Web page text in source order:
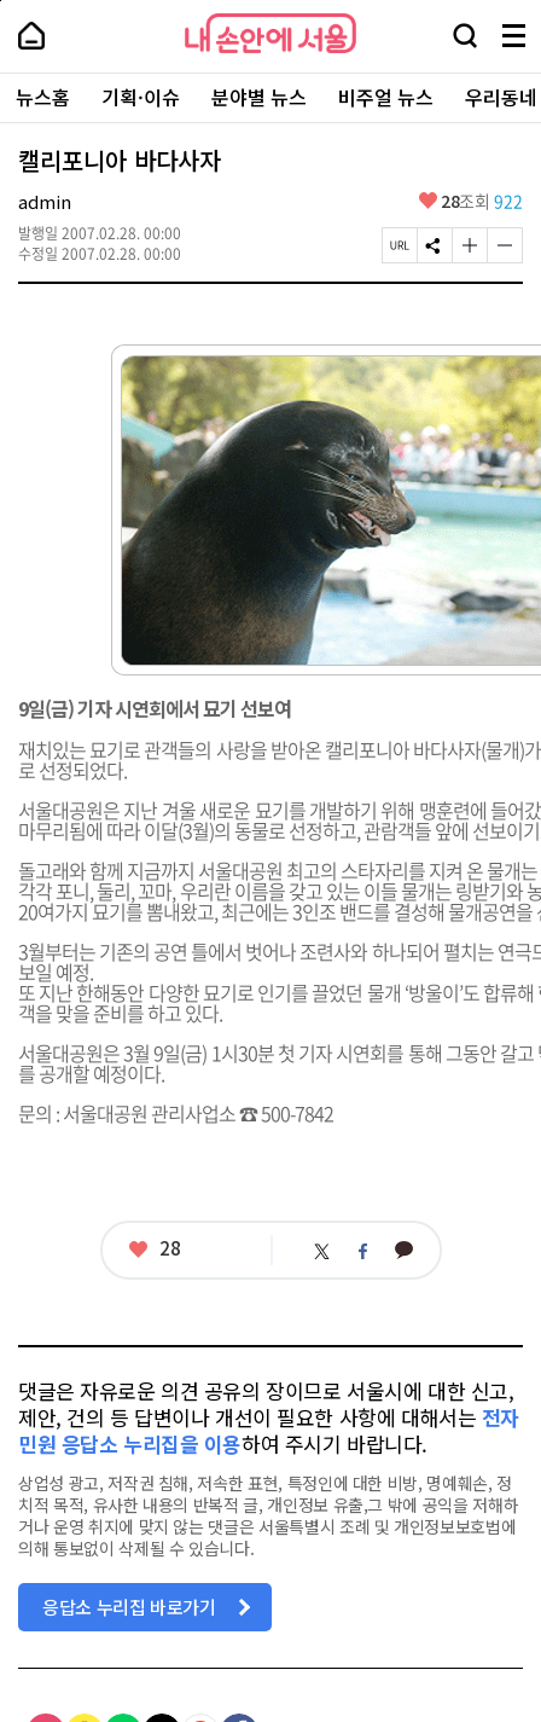
본
로
가
내
손
안
에
서
울
-
서
울
시
대
표
소
내
손
에
울
검
창
열
기
메
뉴
전
체
보
주
요
서
뉴스홈 기획·이슈 분야별 뉴스 비주얼 뉴스 우리동
캘리포니아 바다사자
admin
발행일 2007.02.28. 00:00
수정일 2007.02.28. 00:00
좋
요
28조회 922
페
이
L
복
사
S
N
하
기
글
자
게
변
경
하
기
글
자
게
변
경
하
기
9일(금) 기자 시연회에서 묘기 선보여
재치있는 묘기로 관객들의 사랑을 받아온 캘리포니아 바다사자(물개)
로 선정되었다.
서울대공원은 지난 겨울 새로운 묘기를 개발하기 위해 맹훈련에 들어
마무리됨에 따라 이달(3월)의 동물로 선정하고, 관람객들 앞에 선보이
돌고래와 함께 지금까지 서울대공원 최고의 스타자리를 지켜 온 물개
각각 포니, 둘리, 꼬마, 우리란 이름을 갖고 있는 이들 물개는 링받기와
20여가지 묘기를 뽐내왔고, 최근에는 3인조 밴드를 결성해 물개공연을
3월부터는 기존의 공연 틀에서 벗어나 조련사와 하나되어 펼치는 연극
보일 예정.
또 지난 한해동안 다양한 묘기로 인기를 끌었던 물개 ‘방울이’도 합류
객을 맞을 준비를 하고 있다.
서울대공원은 3월 9일(금) 1시30분 첫 기자 시연회를 통해 그동안 갈
를 공개할 예정이다.
문의 : 서울대공원 관리사업소 ☎ 500-7842
좋
28 트 페 카
댓글은 자유로운 의견 공유의 장이므로 서울시에 대한 신고,
제안, 건의 등 답변이나 개선이 필요한 사항에 대해서는 전자
민원 응답소 누리집을 이용하여 주시기 바랍니다.
상업성 광고, 저작권 침해, 저속한 표현, 특정인에 대한 비방, 명예훼손, 정
치적 목적, 유사한 내용의 반복적 글, 개인정보 유출,그 밖에 공익을 저해하
거나 운영 취지에 맞지 않는 댓글은 서울특별시 조례 및 개인정보보호법에
의해 통보없이 삭제될 수 있습니다.
응답소 누리집 바로가기
페
상
단
로